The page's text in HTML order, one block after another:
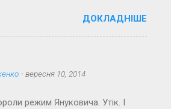
(перепрошую за суцільну
якось зразу зринув у
рядок із вірша, здається, Ігоря
Вірш «походить» з далеких
не знаю, а рядок запам’ятався
ДОКЛАДНІШЕ
-вересня 10, 2014
режим Януковича. Утік. І